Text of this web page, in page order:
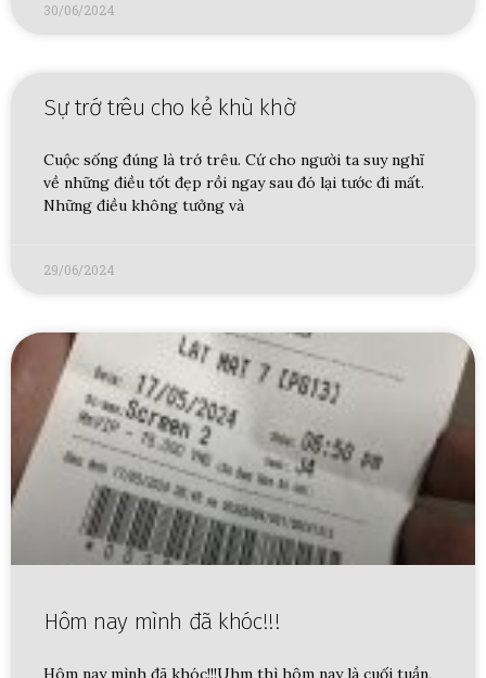
30/06/2024
Sự trớ trêu cho kẻ khù khờ
Cuộc sống đúng là trớ trêu. Cứ cho người ta suy nghĩ
về những điều tốt đẹp rồi ngay sau đó lại tước đi mất.
Những điều không tưởng và
29/06/2024
Hôm nay mình đã khóc!!!
Hôm nay mình đã khóc!!!Uhm thì hôm nay là cuối tuần,